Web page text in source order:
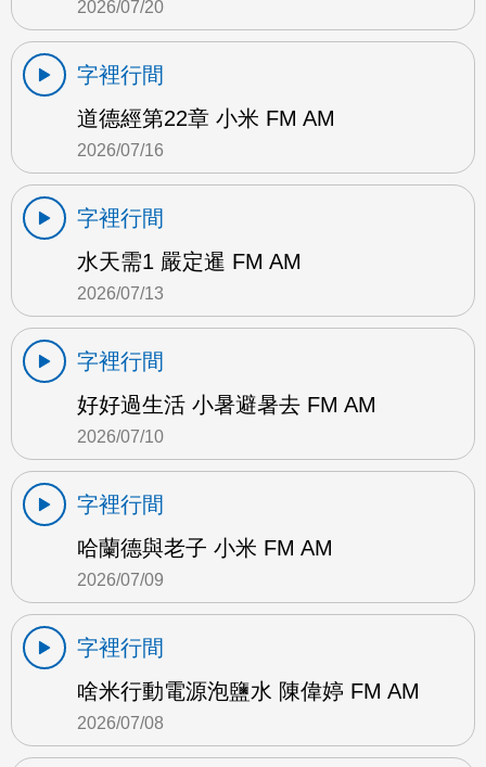
2026/07/20
字裡行間
道德經第22章 小米 FM AM
2026/07/16
字裡行間
水天需1 嚴定暹 FM AM
2026/07/13
字裡行間
好好過生活 小暑避暑去 FM AM
2026/07/10
字裡行間
哈蘭德與老子 小米 FM AM
2026/07/09
字裡行間
啥米行動電源泡鹽水 陳偉婷 FM AM
2026/07/08